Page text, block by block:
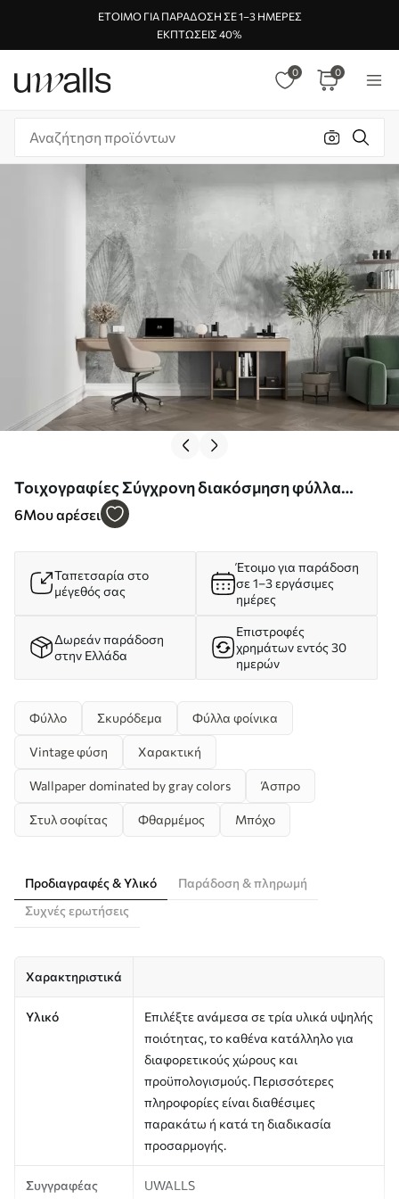
ΈΤΟΙΜΟ ΓΙΑ ΠΑΡΆΔΟΣΗ ΣΕ 1–3 ΗΜΈΡΕΣ
ΕΚΠΤΏΣΕΙΣ 40%
0 0
Τοιχογραφίες Σύγχρονη διακόσμηση φύλλα
φοίνικα σε τσιμεντένιο φόντο Nr. u73876
6Μου αρέσει
Ταπετσαρία στο
μέγεθός σας
Έτοιμο για παράδοση
σε 1–3 εργάσιμες
ημέρες
Δωρεάν παράδοση
στην Ελλάδα
Επιστροφές
χρημάτων εντός 30
ημερών
Φύλλο Σκυρόδεμα Φύλλα φοίνικα
Vintage φύση Χαρακτική
Wallpaper dominated by gray colors Άσπρο
Στυλ σοφίτας Φθαρμέμος Μπόχο
Προδιαγραφές & Υλικό
Παράδοση & πληρωμή
Συχνές ερωτήσεις
Χαρακτηριστικά
Υλικό
Επιλέξτε ανάμεσα σε τρία υλικά υψηλής
ποιότητας, το καθένα κατάλληλο για
διαφορετικούς χώρους και
προϋπολογισμούς. Περισσότερες
πληροφορίες είναι διαθέσιμες
παρακάτω ή κατά τη διαδικασία
προσαρμογής.
Συγγραφέας UWALLS